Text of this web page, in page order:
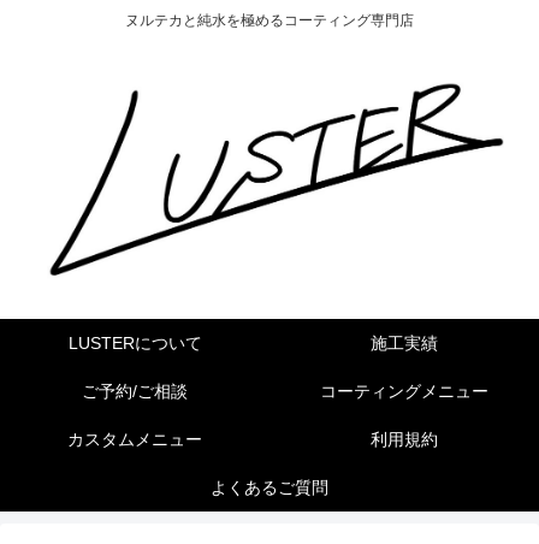
ヌルテカと純水を極めるコーティング専門店
LUSTERについて 施工実績
ご予約/ご相談 コーティングメニュー
カスタムメニュー 利用規約
よくあるご質問